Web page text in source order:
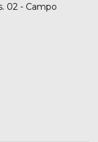
02 - Campo